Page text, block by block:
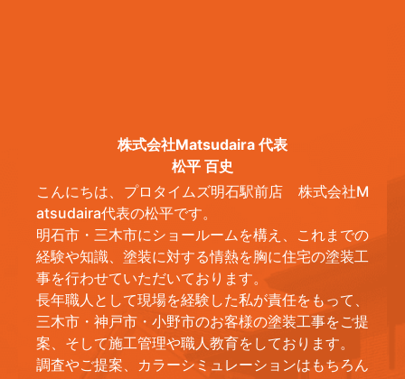
株式会社Matsudaira 代表
松平 百史
こんにちは、プロタイムズ明石駅前店 株式会社M
atsudaira代表の松平です。
明石市・三木市にショールームを構え、これまでの
経験や知識、塗装に対する情熱を胸に住宅の塗装工
事を行わせていただいております。
長年職人として現場を経験した私が責任をもって、
三木市・神戸市・小野市のお客様の塗装工事をご提
案、そして施工管理や職人教育をしております。
調査やご提案、カラーシミュレーションはもちろん